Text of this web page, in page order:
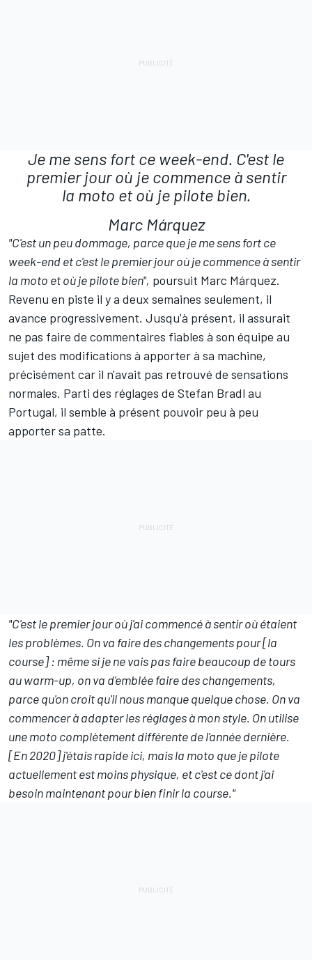
Je me sens fort ce week-end. C'est le
premier jour où je commence à sentir
la moto et où je pilote bien.
Marc Márquez
"C'est un peu dommage, parce que je me sens fort ce
week-end et c'est le premier jour où je commence à sentir
la moto et où je pilote bien", poursuit Marc Márquez.
Revenu en piste il y a deux semaines seulement, il
avance progressivement. Jusqu'à présent, il assurait
ne pas faire de commentaires fiables à son équipe au
sujet des modifications à apporter à sa machine,
précisément car il n'avait pas retrouvé de sensations
normales. Parti des réglages de Stefan Bradl au
Portugal, il semble à présent pouvoir peu à peu
apporter sa patte.
"C'est le premier jour où j'ai commencé à sentir où étaient
les problèmes. On va faire des changements pour [la
course] : même si je ne vais pas faire beaucoup de tours
au warm-up, on va d'emblée faire des changements,
parce qu'on croit qu'il nous manque quelque chose. On va
commencer à adapter les réglages à mon style. On utilise
une moto complètement différente de l'année dernière.
[En 2020] j'étais rapide ici, mais la moto que je pilote
actuellement est moins physique, et c'est ce dont j'ai
besoin maintenant pour bien finir la course."